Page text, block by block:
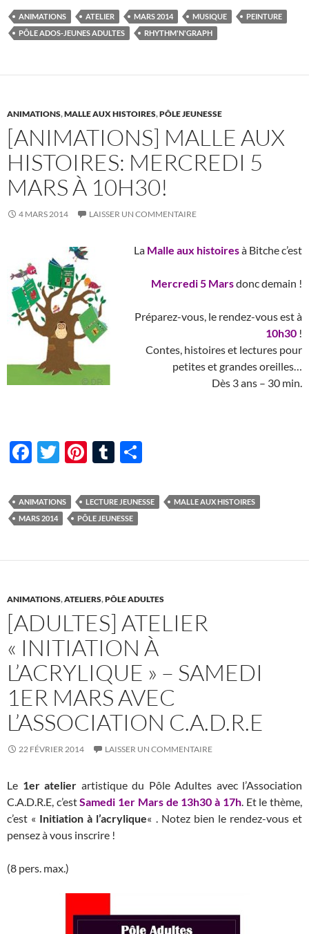
e
b
o
itt
er
er
es
m
bl
ta
g
ANIMATIONS ATELIER MARS 2014 MUSIQUE
PEINTURE
PÔLE ADOS-JEUNES ADULTES
RHYTHM'N'GRAPH
ANIMATIONS,MALLE AUX HISTOIRES,PÔLE JEUNESSE
[ANIMATIONS] MALLE AUX
HISTOIRES: MERCREDI 5
MARS À 10H30!
4 MARS 2014 LAISSER UN COMMENTAIRE
La Malle aux histoiresà Bitche c’est
Mercredi 5 Marsdonc demain !
Préparez-vous, le rendez-vous est à
10h30 !
Contes, histoires et lectures pour
petites et grandes oreilles…
Dès 3 ans – 30 min.
F
e
b
o
T
itt
er
Pi
er
es
T
m
bl
ta
g
ANIMATIONS LECTURE JEUNESSE
MALLE AUX HISTOIRES
MARS 2014
PÔLE JEUNESSE
ANIMATIONS,ATELIERS,PÔLE ADULTES
[ADULTES] ATELIER
« INITIATION À
L’ACRYLIQUE » – SAMEDI
1ER MARS AVEC
L’ASSOCIATION C.A.D.R.E
22 FÉVRIER 2014 LAISSER UN COMMENTAIRE
Le 1er atelier artistique du Pôle Adultes avec l’Association
C.A.D.R.E, c’estSamedi 1er Mars de 13h30 à 17h. Et le thème,
c’est « Initiation à l’acrylique« . Notez bien le rendez-vous et
pensez à vous inscrire !
(8 pers. max.)